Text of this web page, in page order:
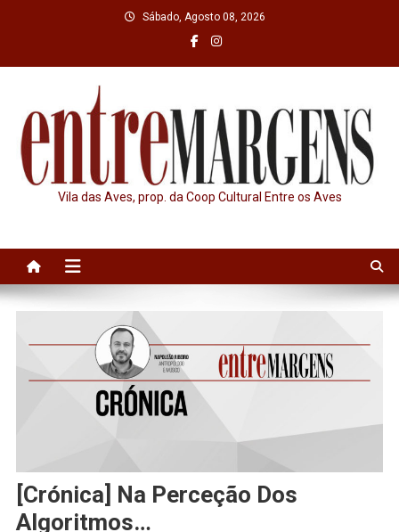
Sábado, Agosto 08, 2026
Vila das Aves, prop. da Coop Cultural Entre os Aves
[Crónica] Na Perceção Dos
Algoritmos…